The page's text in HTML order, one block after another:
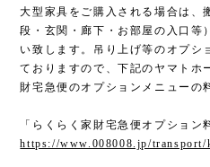
大型家具をご購入される場合は、
段・玄関・廊下・お部屋の入口等
い致します。吊り上げ等のオプシ
ておりますので、下記のヤマトホ
財宅急便のオプションメニューの
「らくらく家財宅急便オプション
https://www.008008.jp/transport/